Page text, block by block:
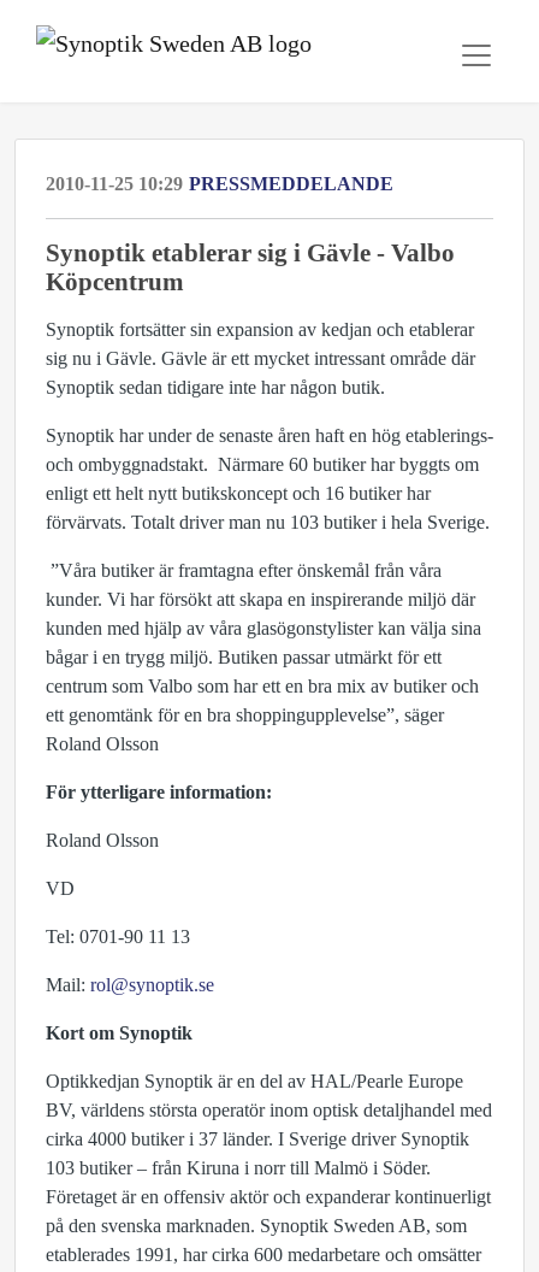
2010-11-25 10:29 PRESSMEDDELANDE
Synoptik etablerar sig i Gävle - Valbo
Köpcentrum
Synoptik fortsätter sin expansion av kedjan och etablerar
sig nu i Gävle. Gävle är ett mycket intressant område där
Synoptik sedan tidigare inte har någon butik.
Synoptik har under de senaste åren haft en hög etablerings-
och ombyggnadstakt. Närmare 60 butiker har byggts om
enligt ett helt nytt butikskoncept och 16 butiker har
förvärvats. Totalt driver man nu 103 butiker i hela Sverige.
”Våra butiker är framtagna efter önskemål från våra
kunder. Vi har försökt att skapa en inspirerande miljö där
kunden med hjälp av våra glasögonstylister kan välja sina
bågar i en trygg miljö. Butiken passar utmärkt för ett
centrum som Valbo som har ett en bra mix av butiker och
ett genomtänk för en bra shoppingupplevelse”, säger
Roland Olsson
För ytterligare information:
Roland Olsson
VD
Tel: 0701-90 11 13
Mail: rol@synoptik.se
Kort om Synoptik
Optikkedjan Synoptik är en del av HAL/Pearle Europe
BV, världens största operatör inom optisk detaljhandel med
cirka 4000 butiker i 37 länder. I Sverige driver Synoptik
103 butiker – från Kiruna i norr till Malmö i Söder.
Företaget är en offensiv aktör och expanderar kontinuerligt
på den svenska marknaden. Synoptik Sweden AB, som
etablerades 1991, har cirka 600 medarbetare och omsätter